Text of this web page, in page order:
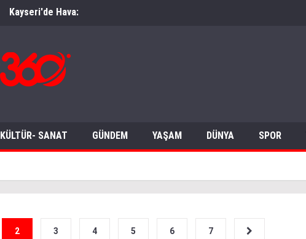
Kayseri'de Hava:
KÜLTÜR- SANAT GÜNDEM YAŞAM DÜNYA SPOR
2 3 4 5 6 7